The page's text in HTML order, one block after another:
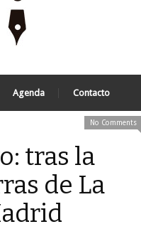
Agenda Contacto
No Comments
tras la
de La